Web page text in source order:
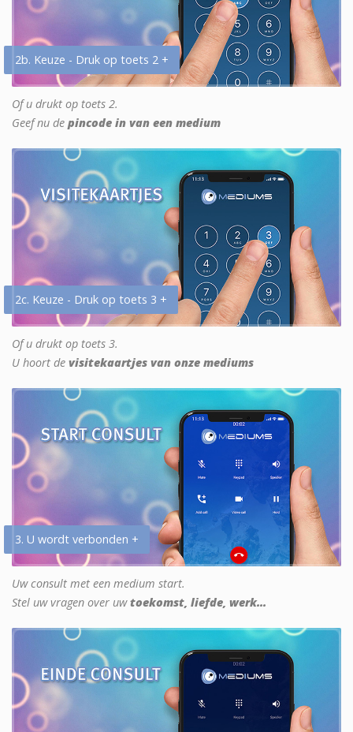
2b. Keuze - Druk op toets 2 +
Of u drukt op toets 2.
Geef nu de pincode in van een medium
2c. Keuze - Druk op toets 3 +
Of u drukt op toets 3.
U hoort de visitekaartjes van onze mediums
3. U wordt verbonden +
Uw consult met een medium start.
Stel uw vragen over uwtoekomst, liefde, werk...